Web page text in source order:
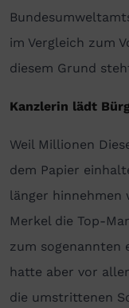
im Vergleich zum
diesem Grund
Kanzlerin lädt
Weil Millionen
dem Papier
länger hinnehmen
Merkel die Top-
zum sogenannten
hatte aber vor
die umstrittenen